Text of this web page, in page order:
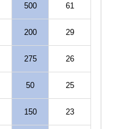
500 61
200 29
275 26
50 25
150 23